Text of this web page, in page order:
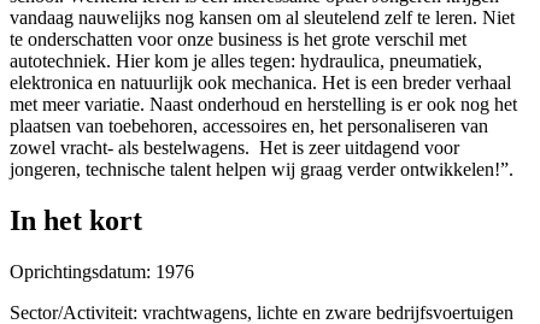
vandaag nauwelijks nog kansen om al sleutelend zelf te leren. Niet
te onderschatten voor onze business is het grote verschil met
autotechniek. Hier kom je alles tegen: hydraulica, pneumatiek,
elektronica en natuurlijk ook mechanica. Het is een breder verhaal
met meer variatie. Naast onderhoud en herstelling is er ook nog het
plaatsen van toebehoren, accessoires en, het personaliseren van
zowel vracht- als bestelwagens. Het is zeer uitdagend voor
jongeren, technische talent helpen wij graag verder ontwikkelen!”.
In het kort
Oprichtingsdatum: 1976
Sector/Activiteit: vrachtwagens, lichte en zware bedrijfsvoertuigen